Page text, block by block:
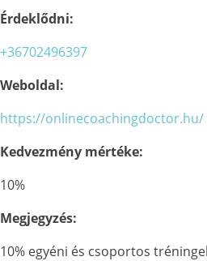
Érdeklődni:
+36702496397
Weboldal:
https://onlinecoachingdoctor.hu/
Kedvezmény mértéke:
10%
Megjegyzés:
10% egyéni és csoportos